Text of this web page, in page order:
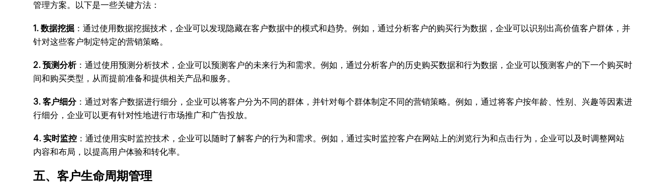
管理方案。以下是一些关键方法：
1. 数据挖掘 ：通过使用数据挖掘技术，企业可以发现隐藏在客户数据中的模式和趋势。例如，通过分析客户的购买行为数据，企业可以识别出高价值客户群体，并
针对这些客户制定特定的营销策略。
2. 预测分析：通过使用预测分析技术，企业可以预测客户的未来行为和需求。例如，通过分析客户的历史购买数据和行为数据，企业可以预测客户的下一个购买时
间和购买类型，从而提前准备和提供相关产品和服务。
3. 客户细分 ：通过对客户数据进行细分，企业可以将客户分为不同的群体，并针对每个群体制定不同的营销策略。例如，通过将客户按年龄、性别、兴趣等因素进
行细分，企业可以更有针对性地进行市场推广和广告投放。
4. 实时监控 ：通过使用实时监控技术，企业可以随时了解客户的行为和需求。例如，通过实时监控客户在网站上的浏览行为和点击行为，企业可以及时调整网站
内容和布局，以提高用户体验和转化率。
五、客户生命周期管理